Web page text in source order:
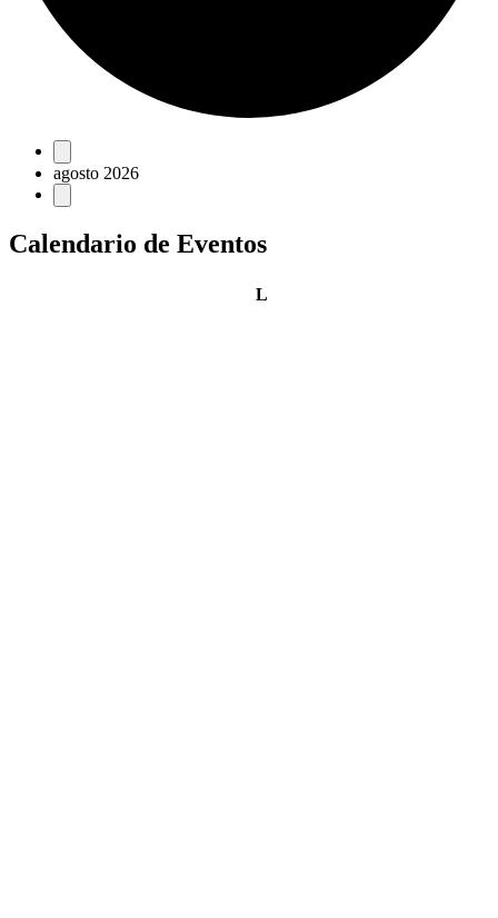
Eventos
agosto 2026
Calendario de Eventos
Llunes